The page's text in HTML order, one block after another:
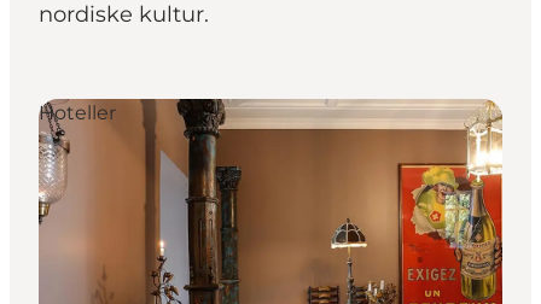
nordiske kultur.
Hoteller